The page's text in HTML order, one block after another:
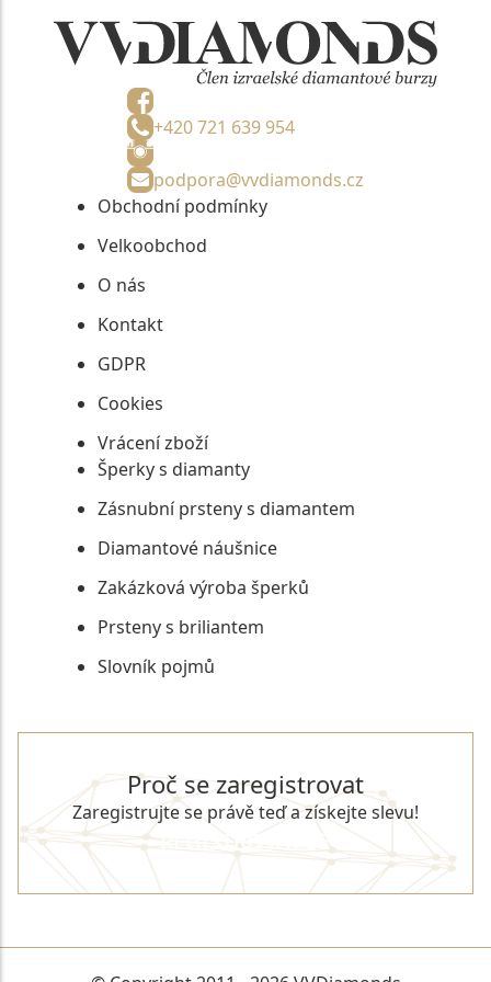
+420 721 639 954
podpora@vvdiamonds.cz
Obchodní podmínky
Velkoobchod
O nás
Kontakt
GDPR
Cookies
Vrácení zboží
Šperky s diamanty
Zásnubní prsteny s diamantem
Diamantové náušnice
Zakázková výroba šperků
Prsteny s briliantem
Slovník pojmů
Proč se zaregistrovat
Zaregistrujte se právě teď a získejte slevu!
REGISTROVAT SE